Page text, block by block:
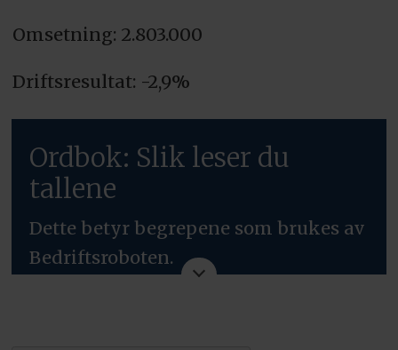
Omsetning: 2.803.000
Driftsresultat: -2,9%
Ordbok: Slik leser du
tallene
Dette betyr begrepene som brukes av
Bedriftsroboten.